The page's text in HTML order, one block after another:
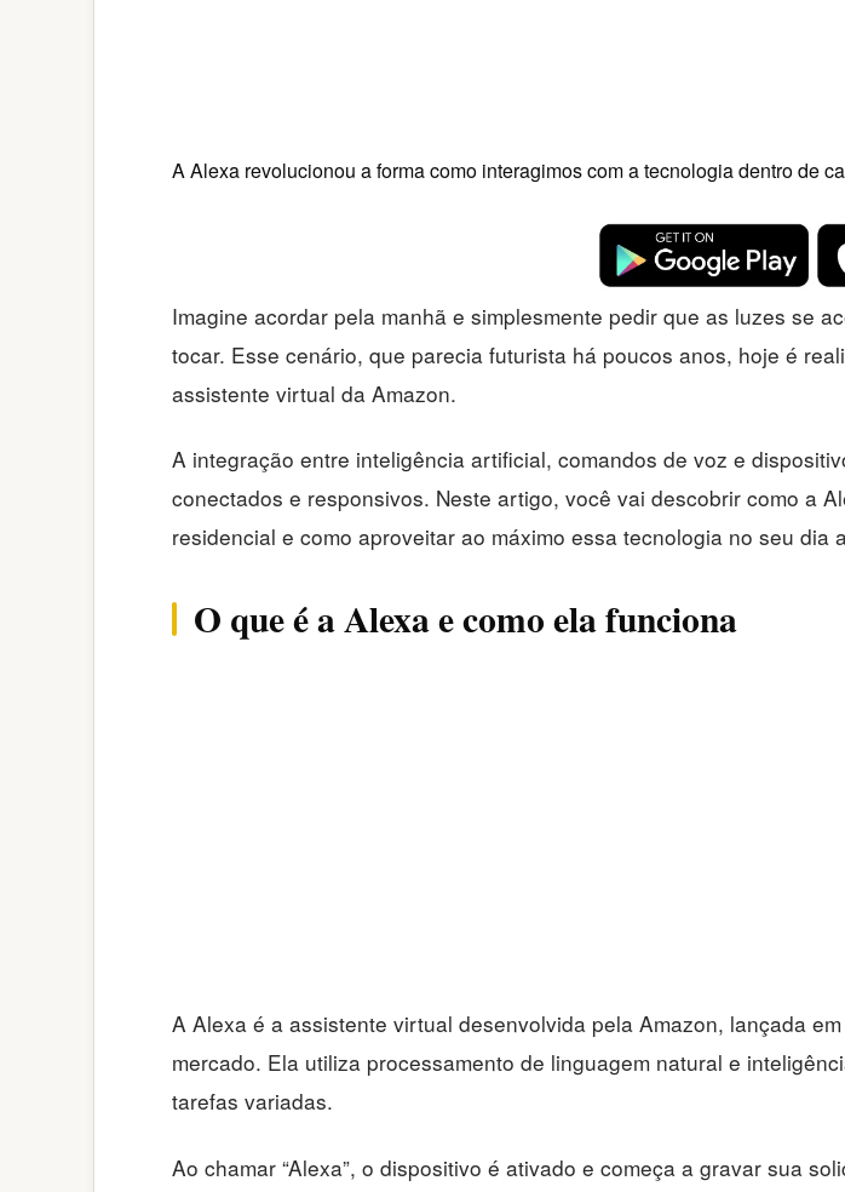
A Alexa revolucionou a forma como interagimos com a tecnologia dentro de
Imagine acordar pela manhã e simplesmente pedir que as luzes se
tocar. Esse cenário, que parecia futurista há poucos anos, hoje é
assistente virtual da Amazon.
A integração entre inteligência artificial, comandos de voz e
conectados e responsivos. Neste artigo, você vai descobrir como a
residencial e como aproveitar ao máximo essa tecnologia no seu dia
O que é a Alexa e como ela funciona
A Alexa é a assistente virtual desenvolvida pela Amazon, lançada
mercado. Ela utiliza processamento de linguagem natural e
tarefas variadas.
Ao chamar “Alexa”, o dispositivo é ativado e começa a gravar sua